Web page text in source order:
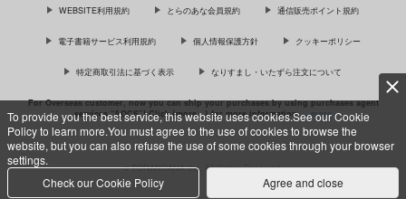
To provide you the best service, this website uses cookies.See our Cookie
Policy to learn more.You must agree to the use of cookies to browse the
website, but you can also refuse the use of some cookies through your browser
settings.
Check our Cookie Policy
Agree and close
WEBSITE利用規約 とらのあな会員規約 通信販売ポイント規約
電子書籍サービス利用規約 個人情報保護方針 クッキーポリシー
特定商取引法に基づく表示 なりすまし・いたずら注文について
For Overseas customer, now you can ship your purchases by using purchases agent
services “AOCS”! Click {more…} for more information … more
c TORANOANA Inc, All Rights Reserved.